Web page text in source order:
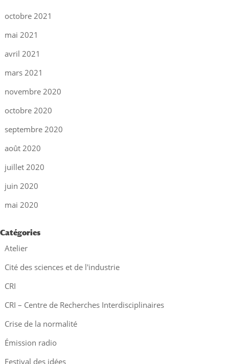
octobre 2021
mai 2021
avril 2021
mars 2021
novembre 2020
octobre 2020
septembre 2020
août 2020
juillet 2020
juin 2020
mai 2020
Catégories
Atelier
Cité des sciences et de l'industrie
CRI
CRI – Centre de Recherches Interdisciplinaires
Crise de la normalité
Émission radio
Festival des idées